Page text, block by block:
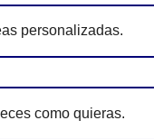
personalizadas.
como quieras.